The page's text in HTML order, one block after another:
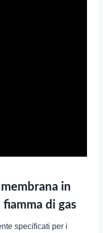
in
fiamma di gas
specificati per i